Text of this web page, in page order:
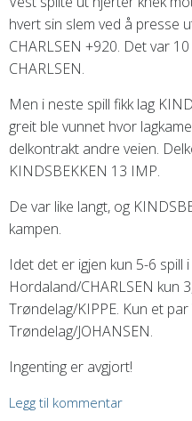
hvert sin slem ved å presse
CHARLSEN +920. Det var
CHARLSEN.
Men i neste spill fikk lag
greit ble vunnet hvor
delkontrakt andre veien.
KINDSBEKKEN 13 IMP.
De var like langt, og
kampen.
Idet det er igjen kun 5-6 spill
Hordaland/CHARLSEN kun
Trøndelag/KIPPE. Kun et
Trøndelag/JOHANSEN.
Ingenting er avgjort!
Legg til kommentar